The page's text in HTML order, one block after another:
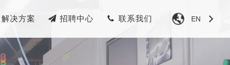
解决方案 招聘中心 联系我们 EN